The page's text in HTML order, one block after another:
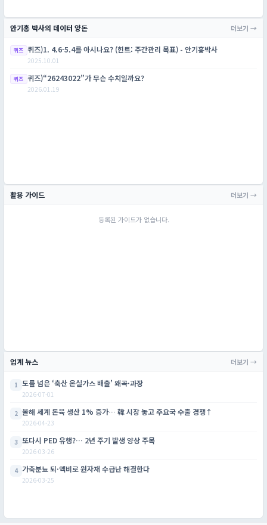
안기홍 박사의 데이터 양돈 더보기 →
퀴즈 퀴즈)1. 4.6-5.4를 아시나요? (힌트: 주간관리 목표) - 안기홍박사
2025.10.01
퀴즈 퀴즈)“26243022”가 무슨 수치일까요?
2026.01.19
활용 가이드 더보기 →
등록된 가이드가 없습니다.
업계 뉴스 더보기 →
1 도를 넘은 ‘축산 온실가스 배출’ 왜곡·과장
2026-07-01
2 올해 세계 돈육 생산 1% 증가… 韓 시장 놓고 주요국 수출 경쟁↑
2026-04-23
3 또다시 PED 유행?… 2년 주기 발생 양상 주목
2026-03-26
4 가축분뇨 퇴·액비로 원자재 수급난 해결한다
2026-03-25